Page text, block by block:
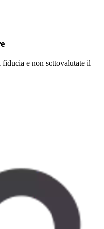
e non sottovalutate il